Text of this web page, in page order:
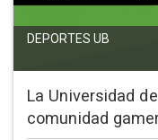
DEPORTES UB
La Universidad
comunidad